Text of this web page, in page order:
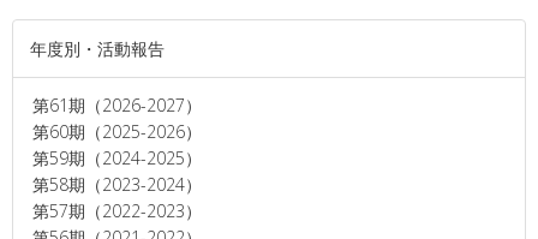
年度別・活動報告
第61期（2026-2027）
第60期（2025-2026）
第59期（2024-2025）
第58期（2023-2024）
第57期（2022-2023）